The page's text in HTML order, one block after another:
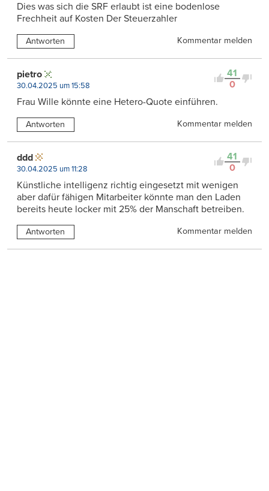
Dies was sich die SRF erlaubt ist eine bodenlose
Frechheit auf Kosten Der Steuerzahler
Antworten Kommentar melden
41
0
pietro
30.04.2025 um 15:58
Frau Wille könnte eine Hetero-Quote einführen.
Antworten Kommentar melden
41
0
ddd
30.04.2025 um 11:28
Künstliche intelligenz richtig eingesetzt mit wenigen
aber dafür fähigen Mitarbeiter könnte man den Laden
bereits heute locker mit 25% der Manschaft betreiben.
Antworten Kommentar melden